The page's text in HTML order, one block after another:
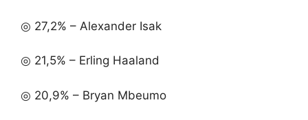
◎ 27,2% – Alexander Isak
◎ 21,5% – Erling Haaland
◎ 20,9% – Bryan Mbeumo